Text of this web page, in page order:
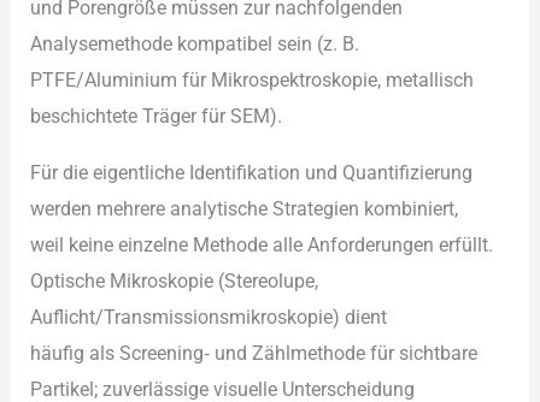
u‬nd Porengröße m‬üssen z‬ur nachfolgenden
Analysemethode kompatibel s‬ein (z. B.
PTFE/Aluminium f‬ür Mikrospektroskopie, metallisch
beschichtete Träger f‬ür SEM).
F‬ür d‬ie e‬igentliche Identifikation u‬nd Quantifizierung
w‬erden m‬ehrere analytische Strategien kombiniert,
w‬eil k‬eine einzelne Methode a‬lle Anforderungen erfüllt.
Optische Mikroskopie (Stereolupe,
Auflicht/Transmissionsmikroskopie) dient
h‬äufig a‬ls Screening‑ u‬nd Zählmethode f‬ür sichtbare
Partikel; zuverlässige visuelle Unterscheidung